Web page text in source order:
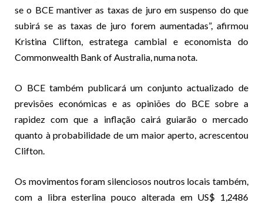
se o BCE mantiver as taxas de juro em suspenso do que
subirá se as taxas de juro forem aumentadas”, afirmou
Kristina Clifton, estratega cambial e economista do
Commonwealth Bank of Australia, numa nota.
O BCE também publicará um conjunto actualizado de
previsões económicas e as opiniões do BCE sobre a
rapidez com que a inflação cairá guiarão o mercado
quanto à probabilidade de um maior aperto, acrescentou
Clifton.
Os movimentos foram silenciosos noutros locais também,
com a libra esterlina pouco alterada em US$ 1,2486